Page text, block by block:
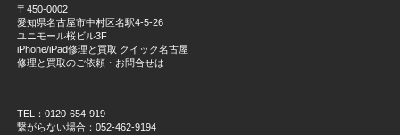
〒450-0002
愛知県名古屋市中村区名駅4-5-26
ユニモール桜ビル3F
iPhone/iPad修理と買取 クイック名古屋
修理と買取のご依頼・お問合せは
TEL：0120-654-919
繋がらない場合：052-462-9194